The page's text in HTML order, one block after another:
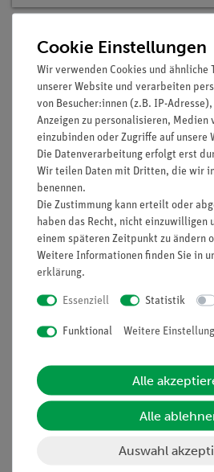
Beschreibung
Prinzip
Obwohl beide Teile des Experiments
unter Umständen angebracht, nur
die Teile in verschiedenen
lassen. Den ersten Teil sollten die
ausführen, da er wesentliche
von Lupen liefert.
Grundlagen der geometrischen
Erweiterung mit Aufbausets
zusätzlichen Leuchten
Wiedererkennungswert für den
Cookie Einstellungen
Wir verwenden Cookies und ähnliche
unserer Website und verarbeiten
von Besucher:innen (z.B. IP-
Anzeigen zu personalisieren,
einzubinden oder Zugriffe auf unsere
Die Datenverarbeitung erfolgt erst
Wir teilen Daten mit Dritten, die wir
benennen.
Die Zustimmung kann erteilt oder
haben das Recht, nicht einzuwilligen
einem späteren Zeitpunkt zu ändern
Weitere Informationen finden Sie in
erklärung.
Essenziell Statistik
Funktional Weitere
Alle
Alle
Auswahl